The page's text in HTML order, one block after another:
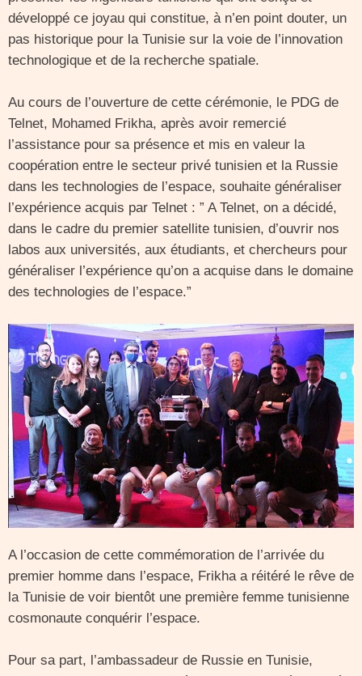
développé ce joyau qui constitue, à n’en point douter, un
pas historique pour la Tunisie sur la voie de l’innovation
technologique et de la recherche spatiale.
Au cours de l’ouverture de cette cérémonie, le PDG de
Telnet, Mohamed Frikha, après avoir remercié
l’assistance pour sa présence et mis en valeur la
coopération entre le secteur privé tunisien et la Russie
dans les technologies de l’espace, souhaite généraliser
l’expérience acquis par Telnet : ” A Telnet, on a décidé,
dans le cadre du premier satellite tunisien, d’ouvrir nos
labos aux universités, aux étudiants, et chercheurs pour
généraliser l’expérience qu’on a acquise dans le domaine
des technologies de l’espace.”
A l’occasion de cette commémoration de l’arrivée du
premier homme dans l’espace, Frikha a réitéré le rêve de
la Tunisie de voir bientôt une première femme tunisienne
cosmonaute conquérir l’espace.
Pour sa part, l’ambassadeur de Russie en Tunisie,